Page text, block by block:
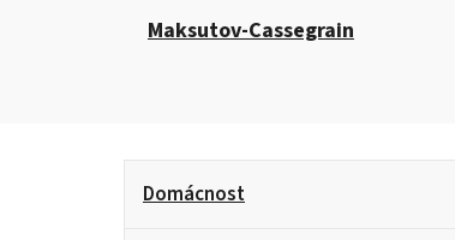
Maksutov-Cassegrain
P
kategorie
KDomácnost